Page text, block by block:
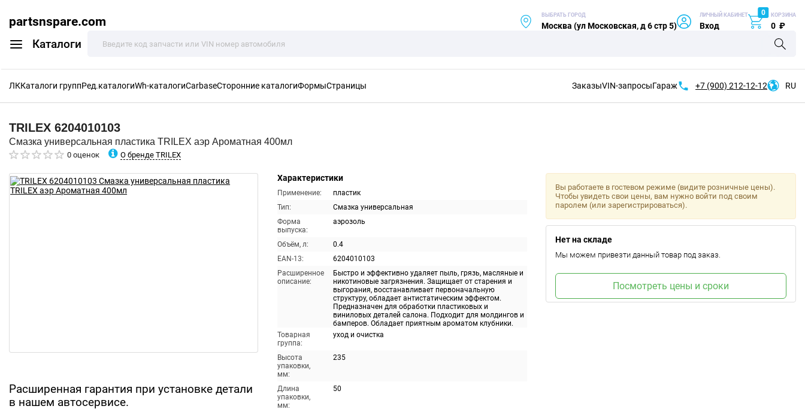
partsnspare.com
Каталоги
ВЫБРАТЬ ГОРОД
Москва (ул Московская, д 6 стр 5)
ЛИЧНЫЙ КАБИНЕТ
Вход
0 КОРЗИНА
0 ₽
ЛККаталоги группРед.каталогиWh-каталогиCarbaseСторонние каталогиФормыСтраницы ЗаказыVIN-запросыГараж +7 (900) 212-12-12 RU
TRILEX 6204010103
Смазка универсальная пластика TRILEX аэр Ароматная 400мл
0 оценок О бренде TRILEX
Расширенная гарантия при установке детали
в нашем автосервисе.
Характеристики
Применение:
пластик
Тип:
Смазка универсальная
Форма
выпуска:
аэрозоль
Объём, л:
0.4
EAN-13:
6204010103
Расширенное
описание:
Быстро и эффективно удаляет пыль, грязь, масляные и
никотиновые загрязнения. Защищает от старения и
выгорания, восстанавливает первоначальную
структуру, обладает антистатическим эффектом.
Предназначен для обработки пластиковых и
виниловых деталей салона. Подходит для молдингов и
бамперов. Обладает приятным ароматом клубники.
Товарная
группа:
уход и очистка
Высота
упаковки,
мм:
235
Длина
упаковки,
мм:
50
Вы работаете в гостевом режиме (видите розничные цены).
Чтобы увидеть свои цены, вам нужно войти под своим
паролем (или зарегистрироваться).
Нет на складе
Мы можем привезти данный товар под заказ.
Посмотреть цены и сроки